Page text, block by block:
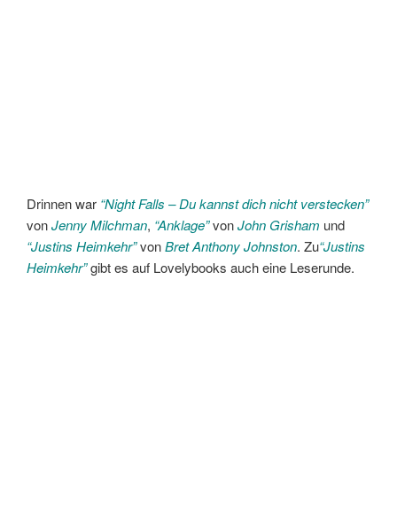
Drinnen war “Night Falls – Du kannst dich nicht verstecken”
vonJenny Milchman, “Anklage”vonJohn Grisham und
“Justins Heimkehr”vonBret Anthony Johnston. Zu“Justins
Heimkehr”gibt es auf Lovelybooks auch eine Leserunde.